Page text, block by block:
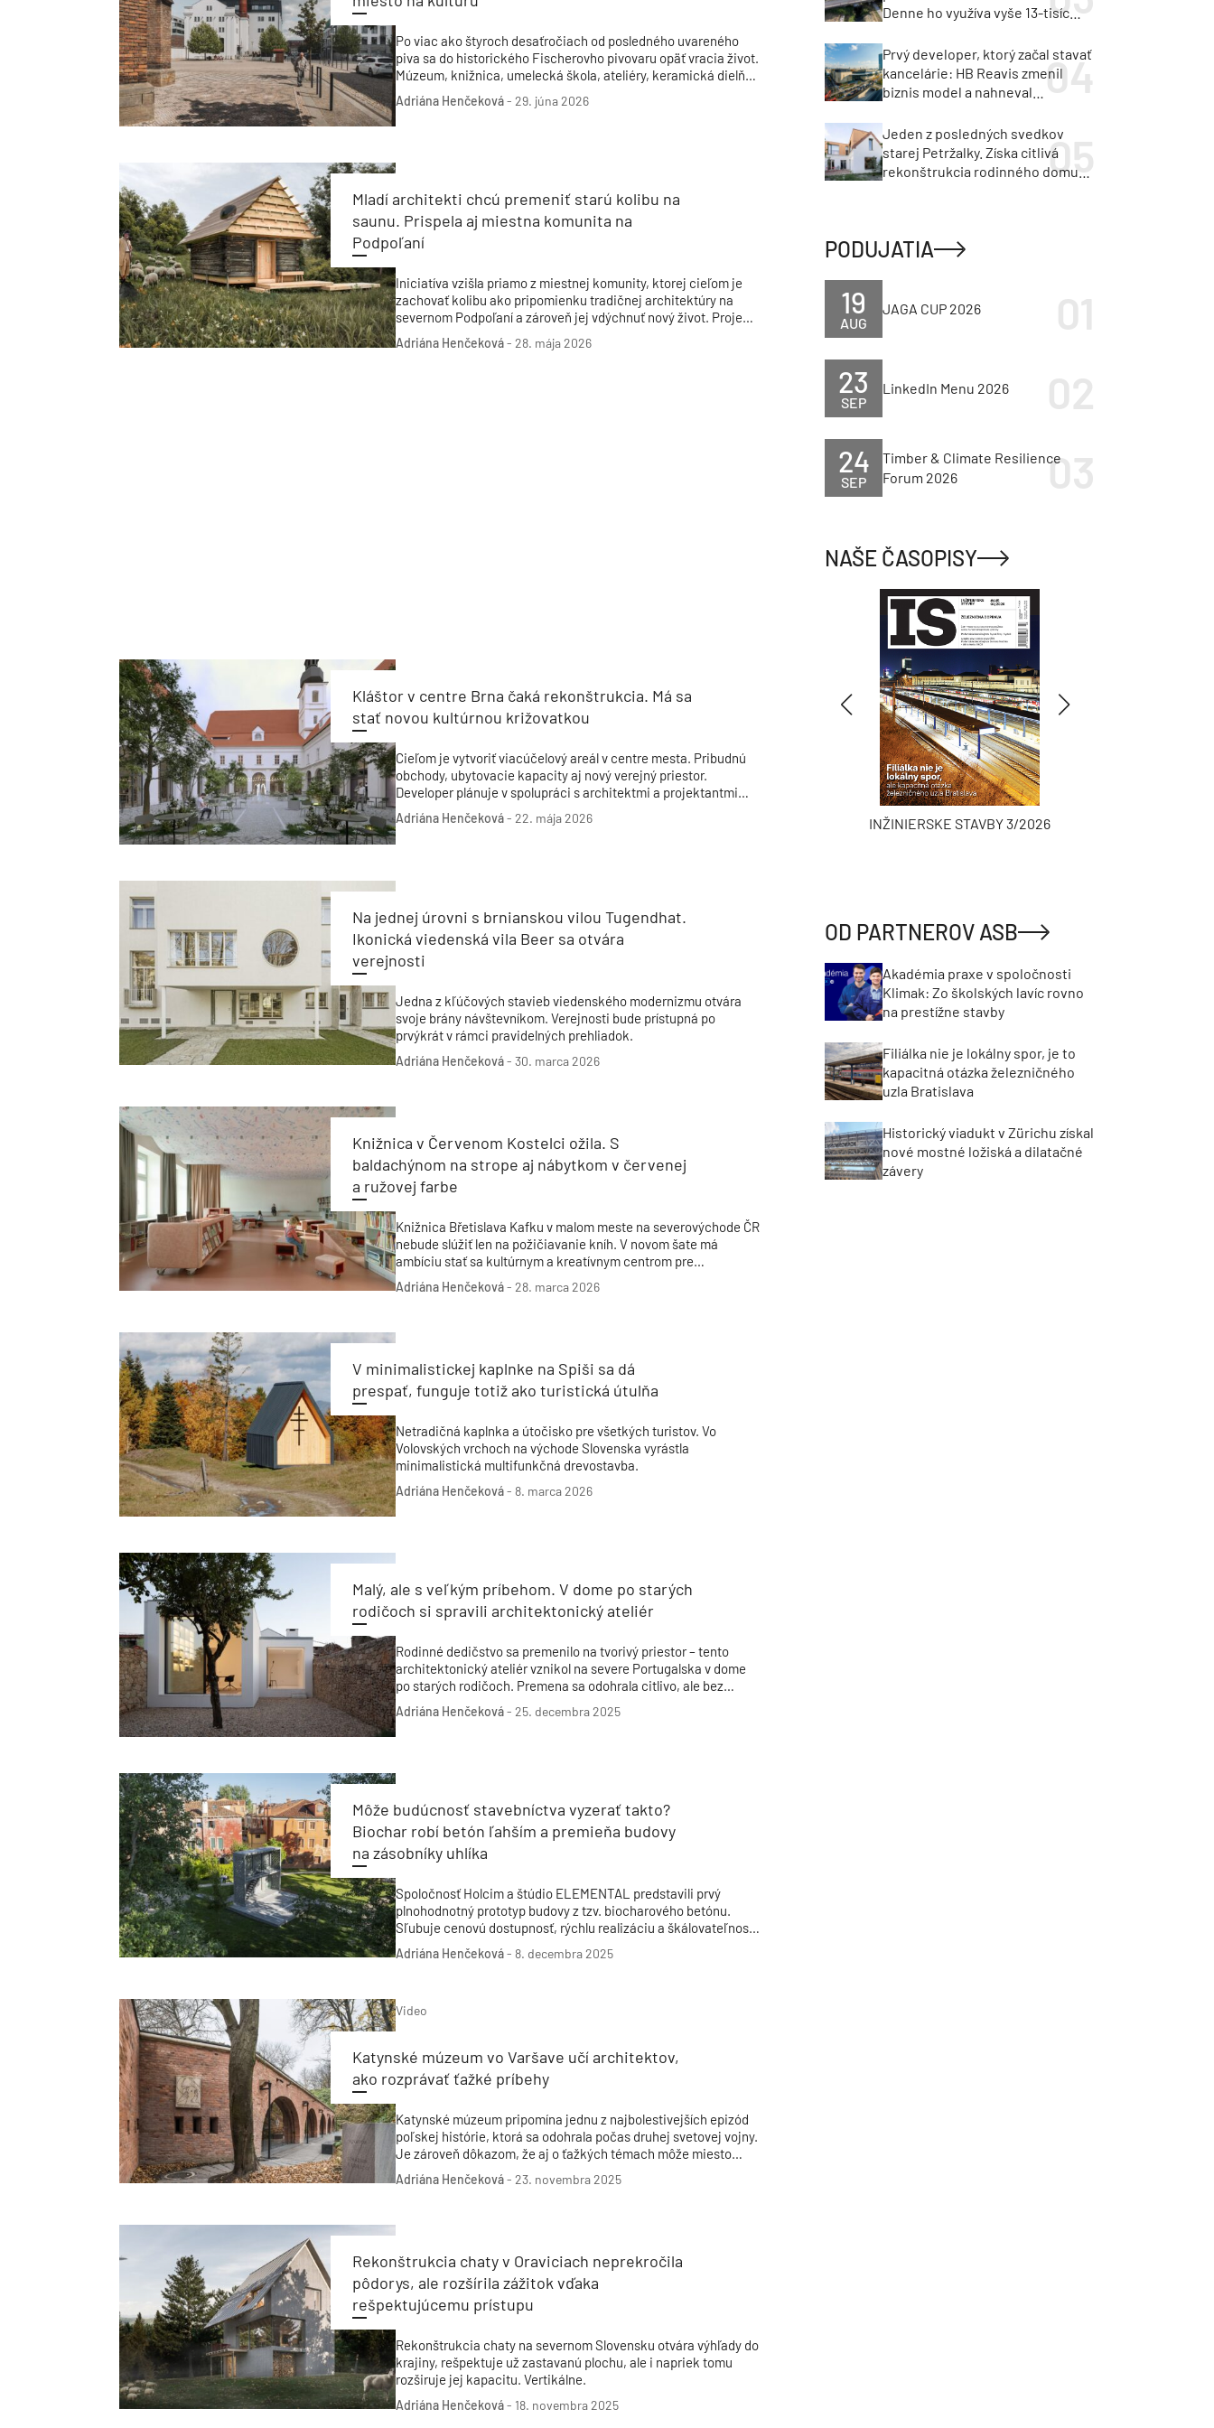
Po viac ako štyroch desaťročiach od posledného uvareného
piva sa do historického Fischerovho pivovaru opäť vracia život.
Múzeum, knižnica, umelecká škola, ateliéry, keramická dielňa,
kaviareň, reštaurácia aj to pivo. To všetko dnes nájdete v
novom kultúrnom centre mesta Kralupy nad Vltavou, ktoré po
Adriána Henčeková-29. júna 2026
Mladí architekti chcú premeniť starú kolibu na
saunu. Prispela aj miestna komunita na
Podpoľaní
Iniciatíva vzišla priamo z miestnej komunity, ktorej cieľom je
zachovať kolibu ako pripomienku tradičnej architektúry na
severnom Podpoľaní a zároveň jej vdýchnuť nový život. Projekt
novovznikajúcej Kolibosauny v obci Strelníky zastrešuje
občianske združenie Krajšia Šajba a o architektonický návrh
Adriána Henčeková-28. mája 2026
Kláštor v centre Brna čaká rekonštrukcia. Má sa
stať novou kultúrnou križovatkou
Cieľom je vytvoriť viacúčelový areál v centre mesta. Pribudnú
obchody, ubytovacie kapacity aj nový verejný priestor.
Developer plánuje v spolupráci s architektmi a projektantmi
kompletne opraviť všetky pôvodné kláštorné objekty vrátane
severného nádvoria, Rajského dvora a záhrady. Vytvorí sa tak
Adriána Henčeková-22. mája 2026
Na jednej úrovni s brnianskou vilou Tugendhat.
Ikonická viedenská vila Beer sa otvára
verejnosti
Jedna z kľúčových stavieb viedenského modernizmu otvára
svoje brány návštevníkom. Verejnosti bude prístupná po
prvýkrát v rámci pravidelných prehliadok.
Adriána Henčeková-30. marca 2026
Knižnica v Červenom Kostelci ožila. S
baldachýnom na strope aj nábytkom v červenej
a ružovej farbe
Knižnica Břetislava Kafku v malom meste na severovýchode ČR
nebude slúžiť len na požičiavanie kníh. V novom šate má
ambíciu stať sa kultúrnym a kreatívnym centrom pre
pražského štúdia Papundekl.
Adriána Henčeková-28. marca 2026
V minimalistickej kaplnke na Spiši sa dá
prespať, funguje totiž ako turistická útulňa
Netradičná kaplnka a útočisko pre všetkých turistov. Vo
Volovských vrchoch na východe Slovenska vyrástla
minimalistická multifunkčná drevostavba.
Adriána Henčeková- 8. marca 2026
Malý, ale s veľkým príbehom. V dome po starých
rodičoch si spravili architektonický ateliér
Rodinné dedičstvo sa premenilo na tvorivý priestor – tento
architektonický ateliér vznikol na severe Portugalska v dome
po starých rodičoch. Premena sa odohrala citlivo, ale bez
prehnanej nostalgie. Dominantnými materiálmi sa stali kameň
a drevo.
Adriána Henčeková-25. decembra 2025
Môže budúcnosť stavebníctva vyzerať takto?
Biochar robí betón ľahším a premieňa budovy
na zásobníky uhlíka
Spoločnosť Holcim a štúdio ELEMENTAL predstavili prvý
plnohodnotný prototyp budovy z tzv. biocharového betónu.
Sľubuje cenovú dostupnosť, rýchlu realizáciu a škálovateľnosť.
Navyše je ekologickejšou alternatívou stavebného materiálu.
Adriána Henčeková- 8. decembra 2025
Video
Katynské múzeum vo Varšave učí architektov,
ako rozprávať ťažké príbehy
Katynské múzeum pripomína jednu z najbolestivejších epizód
poľskej histórie, ktorá sa odohrala počas druhej svetovej vojny.
Je zároveň dôkazom, že aj o ťažkých témach môže miesto
svedčiť s úctou a priestorom na reflexiu. Robí tak aj pomocou
použitých materiálov či celkovým zasadením do prírodného
Adriána Henčeková-23. novembra 2025
Rekonštrukcia chaty v Oraviciach neprekročila
pôdorys, ale rozšírila zážitok vďaka
rešpektujúcemu prístupu
Rekonštrukcia chaty na severnom Slovensku otvára výhľady do
krajiny, rešpektuje už zastavanú plochu, ale i napriek tomu
rozširuje jej kapacitu. Vertikálne.
Adriána Henčeková- 18. novembra 2025
Denne ho využíva vyše 13-tisíc
Prvý developer, ktorý začal stavať
kancelárie: HB Reavis zmenil
biznis model a nahneval
Jeden z posledných svedkov
starej Petržalky. Získa citlivá
rekonštrukcia rodinného domu
PODUJATIA
AUG
19 JAGA CUP 2026
SEP
23 LinkedIn Menu 2026
SEP
24
Timber & Climate Resilience
Forum 2026
NAŠE ČASOPISY
INŽINIERSKE STAVBY 3/2026
OD PARTNEROV ASB
Akadémia praxe v spoločnosti
Klimak: Zo školských lavíc rovno
na prestížne stavby
Filiálka nie je lokálny spor, je to
kapacitná otázka železničného
uzla Bratislava
Historický viadukt v Zürichu získal
nové mostné ložiská a dilatačné
závery